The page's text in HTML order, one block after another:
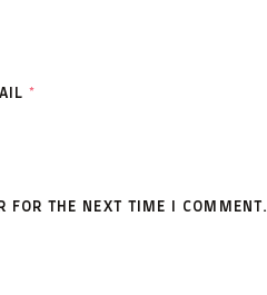
*
FOR THE NEXT TIME I COMMENT.